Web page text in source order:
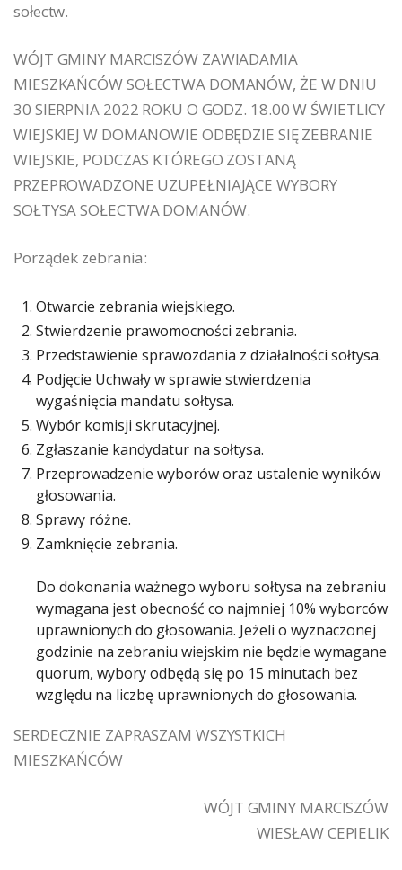
sołectw.
WÓJT GMINY MARCISZÓW ZAWIADAMIA
MIESZKAŃCÓW SOŁECTWA DOMANÓW, ŻE W DNIU
30 SIERPNIA 2022 ROKU O GODZ. 18.00 W ŚWIETLICY
WIEJSKIEJ W DOMANOWIE ODBĘDZIE SIĘ ZEBRANIE
WIEJSKIE, PODCZAS KTÓREGO ZOSTANĄ
PRZEPROWADZONE UZUPEŁNIAJĄCE WYBORY
SOŁTYSA SOŁECTWA DOMANÓW.
Porządek zebrania:
Otwarcie zebrania wiejskiego.
Stwierdzenie prawomocności zebrania.
Przedstawienie sprawozdania z działalności sołtysa.
Podjęcie Uchwały w sprawie stwierdzenia
wygaśnięcia mandatu sołtysa.
Wybór komisji skrutacyjnej.
Zgłaszanie kandydatur na sołtysa.
Przeprowadzenie wyborów oraz ustalenie wyników
głosowania.
Sprawy różne.
Zamknięcie zebrania.
Do dokonania ważnego wyboru sołtysa na zebraniu
wymagana jest obecność co najmniej 10% wyborców
uprawnionych do głosowania. Jeżeli o wyznaczonej
godzinie na zebraniu wiejskim nie będzie wymagane
quorum, wybory odbędą się po 15 minutach bez
względu na liczbę uprawnionych do głosowania.
SERDECZNIE ZAPRASZAM WSZYSTKICH
MIESZKAŃCÓW
WÓJT GMINY MARCISZÓW
WIESŁAW CEPIELIK